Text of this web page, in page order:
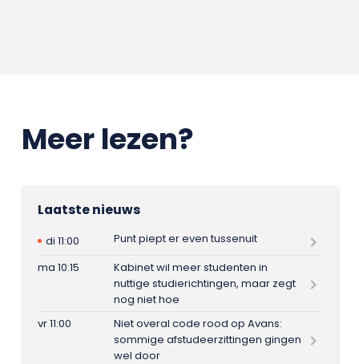
Meer lezen?
Laatste nieuws
di 11:00
Punt piept er even tussenuit
ma 10:15
Kabinet wil meer studenten in
nuttige studierichtingen, maar zegt
nog niet hoe
vr 11:00
Niet overal code rood op Avans:
sommige afstudeerzittingen gingen
wel door